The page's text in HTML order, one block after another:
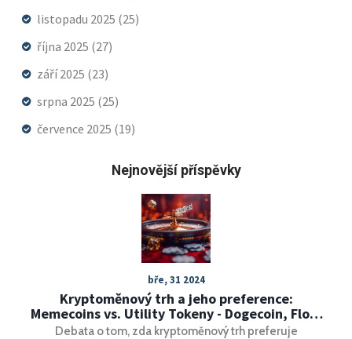
listopadu 2025 (25)
října 2025 (27)
září 2025 (23)
srpna 2025 (25)
července 2025 (19)
Nejnovější příspěvky
bře, 31 2024
Kryptoměnový trh a jeho preference:
Memecoins vs. Utility Tokeny - Dogecoin, Floki
Inu a Scorpion Casino
Debata o tom, zda kryptoměnový trh preferuje